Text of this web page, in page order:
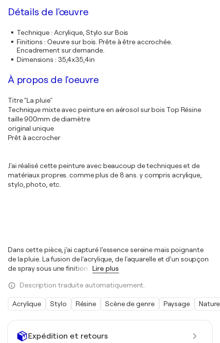
Expédition et retours
Détails de l'œuvre
Technique: Acrylique, Stylo sur Bois
Finitions : Oeuvre sur bois. Prête à être accrochée.
Encadrement sur demande.
Dimensions : 35,4x35,4in
À propos de l'oeuvre
Titre "La pluie"
Technique mixte avec peinture en aérosol sur bois Top Résine
taille 900mm de diamètre
original unique
Prêt à accrocher
J'ai réalisé cette peinture avec beaucoup de techniques et de
matériaux propres. comme plus de 8 ans. y compris acrylique,
stylo, photo, etc.
Dans cette pièce, j'ai capturé l'essence sereine mais poignante
de la pluie. La fusion de l'acrylique, de l'aquarelle et d'un soupçon
de spray sous une finition… Lire plus
Description traduite automatiquement.
Acrylique Stylo Résine Scène de genre Paysage Nature